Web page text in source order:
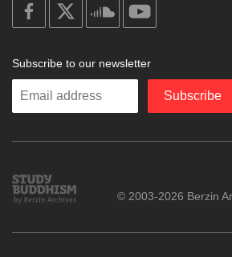
facebook
soundcloud
Subscribe to our newsletter
Enter
Subscribe
Study
Buddhism
© 2003-2026 Berzin